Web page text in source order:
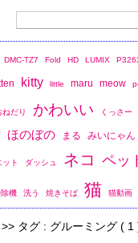
DMC-TZ7 Fold HD LUMIX
kitty little maru meow
ねだり かわいい くっさー
ほのぼの まる みいにゃん
ット ダッシュ ネコ ペッ
機 洗う 焼きそば 猫 猫動画
>> タグ : グルーミング ( 1